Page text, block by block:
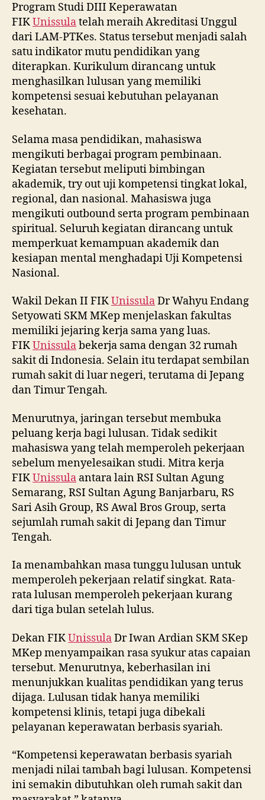
Program Studi DIII Keperawatan
FIKUnissulatelah meraih Akreditasi Unggul
dari LAM-PTKes. Status tersebut menjadi salah
satu indikator mutu pendidikan yang
diterapkan. Kurikulum dirancang untuk
menghasilkan lulusan yang memiliki
kompetensi sesuai kebutuhan pelayanan
kesehatan.
Selama masa pendidikan, mahasiswa
mengikuti berbagai program pembinaan.
Kegiatan tersebut meliputi bimbingan
akademik, try out uji kompetensi tingkat lokal,
regional, dan nasional. Mahasiswa juga
mengikuti outbound serta program pembinaan
spiritual. Seluruh kegiatan dirancang untuk
memperkuat kemampuan akademik dan
kesiapan mental menghadapi Uji Kompetensi
Nasional.
Wakil Dekan II FIKUnissulaDr Wahyu Endang
Setyowati SKM MKep menjelaskan fakultas
memiliki jejaring kerja sama yang luas.
FIKUnissulabekerja sama dengan 32 rumah
sakit di Indonesia. Selain itu terdapat sembilan
rumah sakit di luar negeri, terutama di Jepang
dan Timur Tengah.
Menurutnya, jaringan tersebut membuka
peluang kerja bagi lulusan. Tidak sedikit
mahasiswa yang telah memperoleh pekerjaan
sebelum menyelesaikan studi. Mitra kerja
FIKUnissula antara lain RSI Sultan Agung
Semarang, RSI Sultan Agung Banjarbaru, RS
Sari Asih Group, RS Awal Bros Group, serta
sejumlah rumah sakit di Jepang dan Timur
Tengah.
Ia menambahkan masa tunggu lulusan untuk
memperoleh pekerjaan relatif singkat. Rata-
rata lulusan memperoleh pekerjaan kurang
dari tiga bulan setelah lulus.
Dekan FIKUnissulaDr Iwan Ardian SKM SKep
MKep menyampaikan rasa syukur atas capaian
tersebut. Menurutnya, keberhasilan ini
menunjukkan kualitas pendidikan yang terus
dijaga. Lulusan tidak hanya memiliki
kompetensi klinis, tetapi juga dibekali
pelayanan keperawatan berbasis syariah.
“Kompetensi keperawatan berbasis syariah
menjadi nilai tambah bagi lulusan. Kompetensi
ini semakin dibutuhkan oleh rumah sakit dan